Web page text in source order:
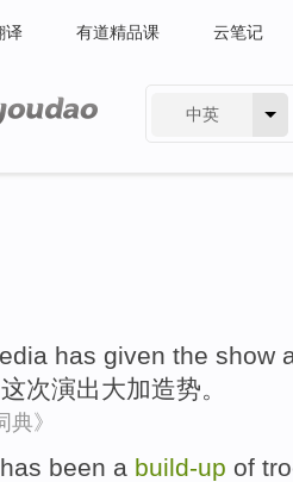
译 有道精品课 云笔记
中英
has given the show
次演出大加造势。
典》
been a build-up of